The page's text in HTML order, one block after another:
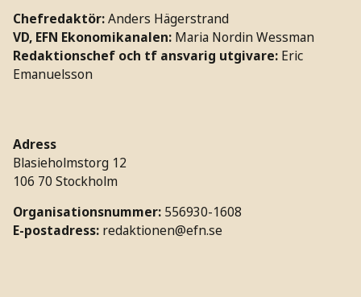
Chefredaktör:Anders Hägerstrand
VD, EFN Ekonomikanalen: Maria Nordin Wessman
Redaktionschef och tf ansvarig utgivare: Eric
Emanuelsson
Adress
Blasieholmstorg 12
106 70 Stockholm
Organisationsnummer: 556930-1608
E-postadress: redaktionen@efn.se